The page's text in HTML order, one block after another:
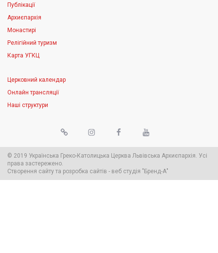
Публікації
Архиєпархія
Монастирі
Релігійний туризм
Карта УГКЦ
Церковний календар
Онлайн трансляції
Наші структури
© 2019 Українська Греко-Католицька Церква Львівська Архиєпархія. Усі
права застережено.
Створення сайту та розробка сайтів - веб студія "Бренд-А"